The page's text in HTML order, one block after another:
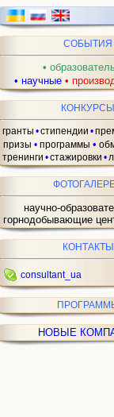
СОБЫТИЯ
•
• научные •
КОНКУРСЫ
гранты •стипендии •
призы • программы •
тренинги •стажировки •
научно-
горнодобывающие
КОНТАКТЫ
consultant_ua
НОВЫЕ